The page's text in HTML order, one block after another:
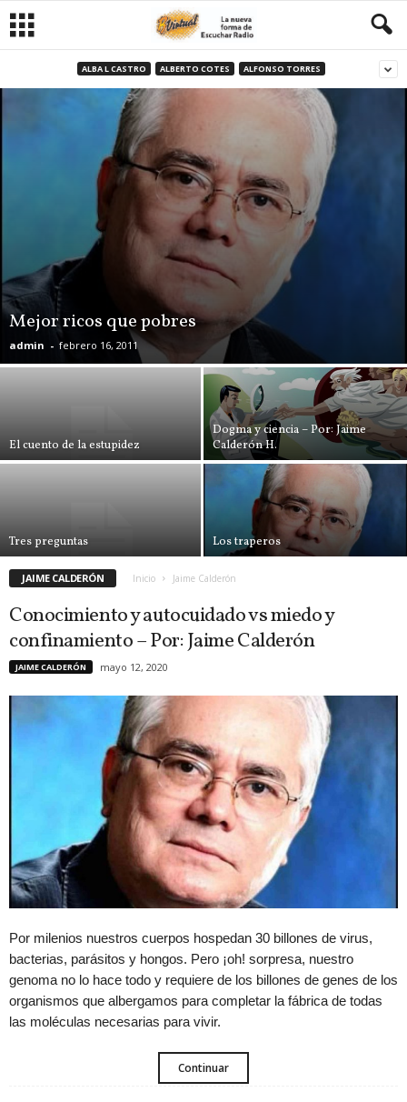
ALBA L CASTRO ALBERTO COTES ALFONSO TORRES
Mejor ricos que pobres
admin - febrero 16, 2011
El cuento de la estupidez
Dogma y ciencia – Por: Jaime
Calderón H.
Tres preguntas Los traperos
JAIME CALDERÓN Inicio Jaime Calderón
Conocimiento y autocuidado vs miedo y
confinamiento – Por: Jaime Calderón
JAIME CALDERÓN mayo 12, 2020
Por milenios nuestros cuerpos hospedan 30 billones de virus,
bacterias, parásitos y hongos. Pero ¡oh! sorpresa, nuestro
genoma no lo hace todo y requiere de los billones de genes de los
organismos que albergamos para completar la fábrica de todas
las moléculas necesarias para vivir.
Continuar